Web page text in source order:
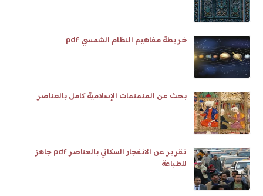
خريطة مفاهيم النظام الشمسي pdf
بحث عن المنمنمات الإسلامية كامل بالعناصر
تقرير عن الانفجار السكاني بالعناصر pdf جاهز
للطباعة